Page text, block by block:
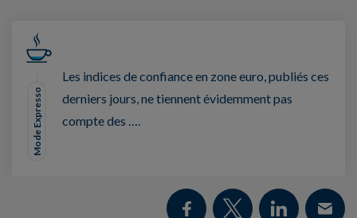
Mode Expresso
Les indices de confiance en zone euro, publiés ces
derniers jours, ne tiennent évidemment pas
compte des ….